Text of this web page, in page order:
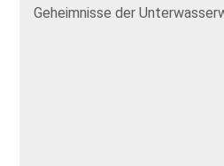
Geheimnisse der